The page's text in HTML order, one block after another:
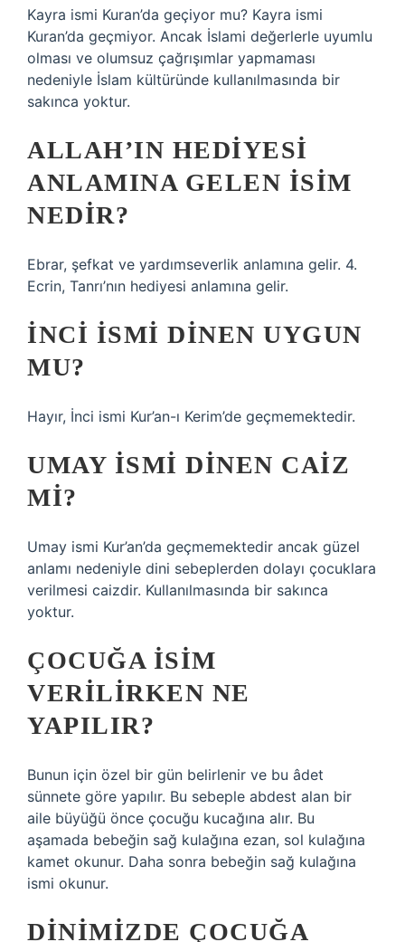
Kayra ismi Kuran’da geçiyor mu? Kayra ismi
Kuran’da geçmiyor. Ancak İslami değerlerle uyumlu
olması ve olumsuz çağrışımlar yapmaması
nedeniyle İslam kültüründe kullanılmasında bir
sakınca yoktur.
ALLAH’IN HEDIYESI
ANLAMINA GELEN ISIM
NEDIR?
Ebrar, şefkat ve yardımseverlik anlamına gelir. 4.
Ecrin, Tanrı’nın hediyesi anlamına gelir.
İNCI ISMI DINEN UYGUN
MU?
Hayır, İnci ismi Kur’an-ı Kerim’de geçmemektedir.
UMAY ISMI DINEN CAIZ
MI?
Umay ismi Kur’an’da geçmemektedir ancak güzel
anlamı nedeniyle dini sebeplerden dolayı çocuklara
verilmesi caizdir. Kullanılmasında bir sakınca
yoktur.
ÇOCUĞA ISIM
VERILIRKEN NE
YAPILIR?
Bunun için özel bir gün belirlenir ve bu âdet
sünnete göre yapılır. Bu sebeple abdest alan bir
aile büyüğü önce çocuğu kucağına alır. Bu
aşamada bebeğin sağ kulağına ezan, sol kulağına
kamet okunur. Daha sonra bebeğin sağ kulağına
ismi okunur.
DINIMIZDE ÇOCUĞA